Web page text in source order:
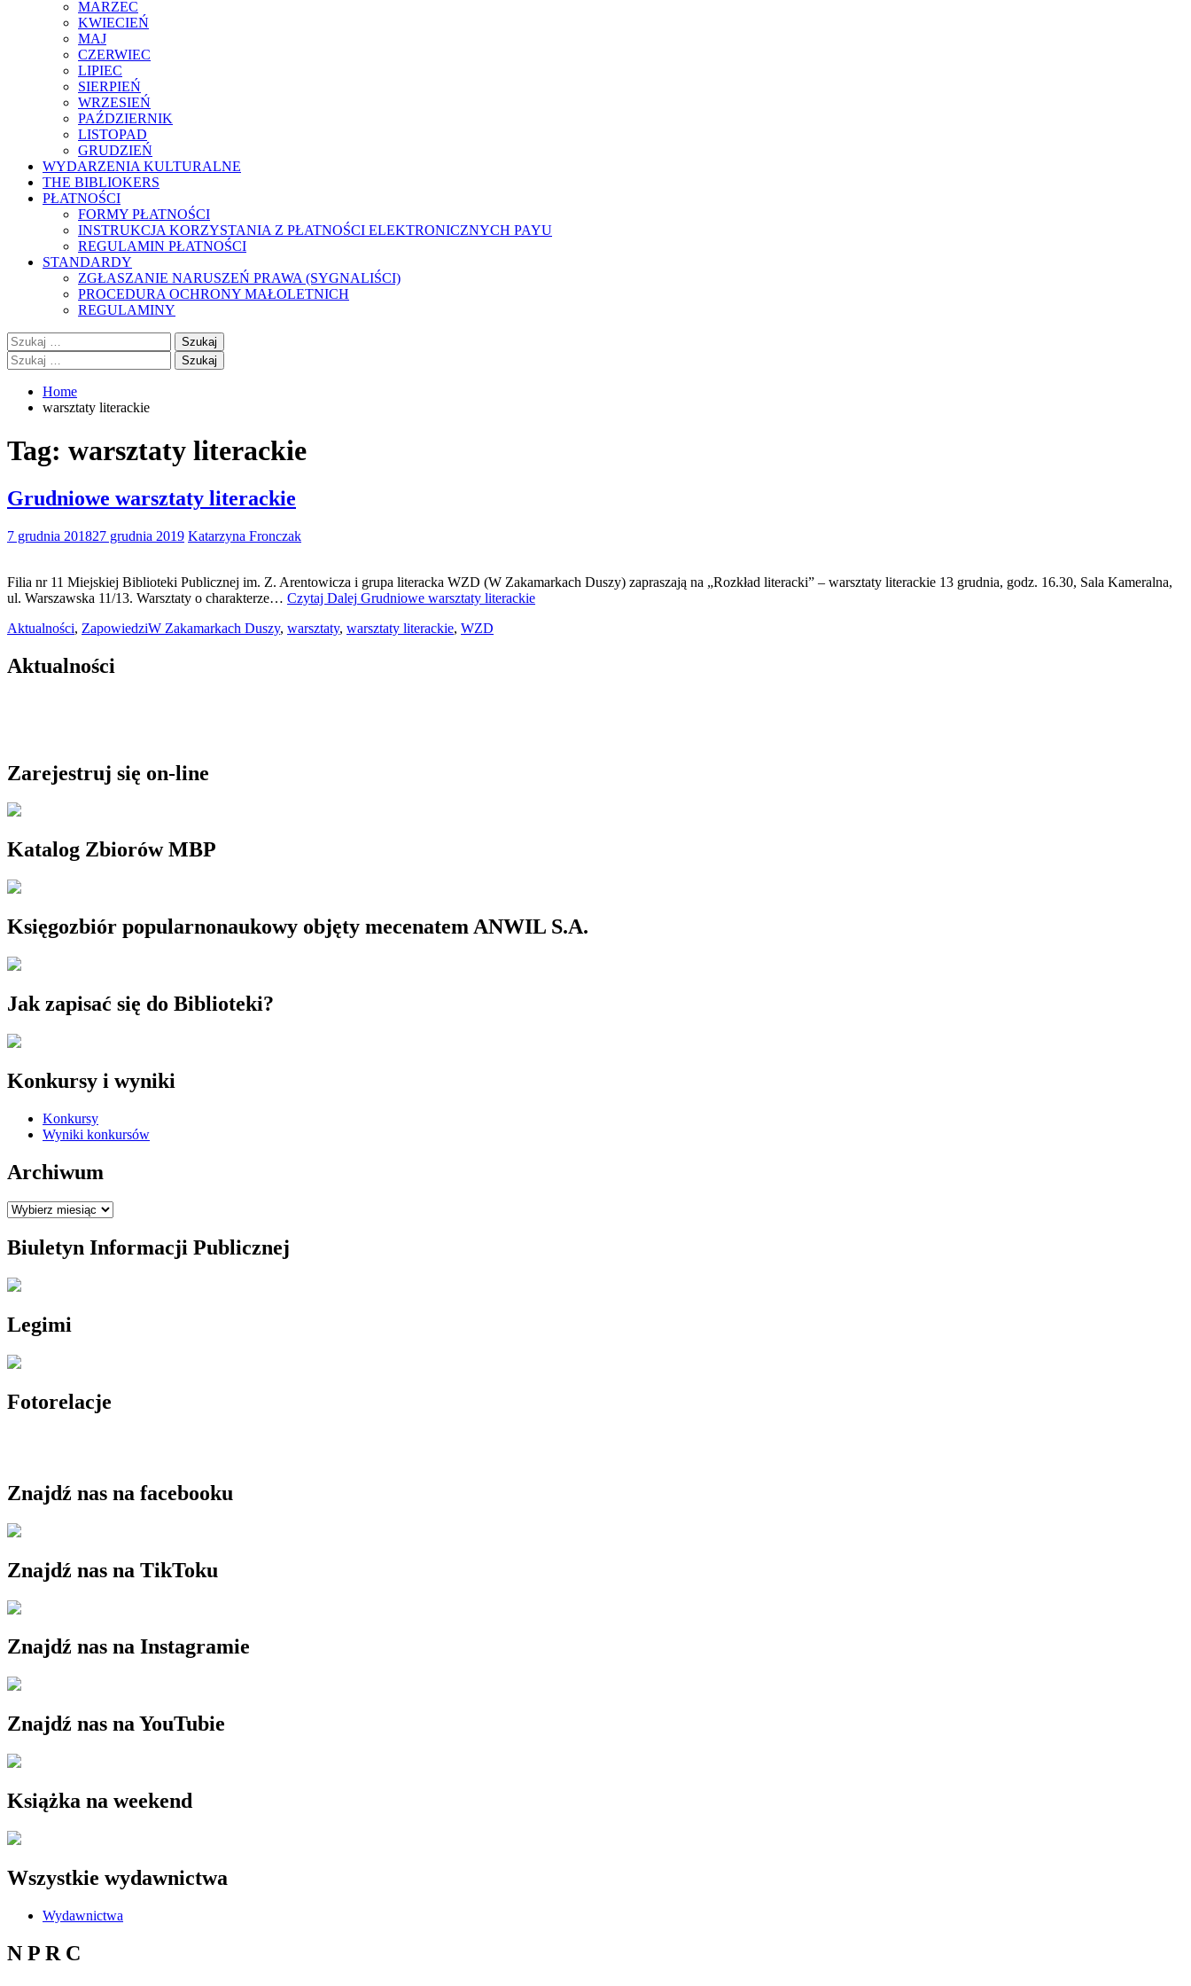
MARZEC
KWIECIEŃ
MAJ
CZERWIEC
LIPIEC
SIERPIEŃ
WRZESIEŃ
PAŹDZIERNIK
LISTOPAD
GRUDZIEŃ
WYDARZENIA KULTURALNE
THE BIBLIOKERS
PŁATNOŚCI
FORMY PŁATNOŚCI
INSTRUKCJA KORZYSTANIA Z PŁATNOŚCI ELEKTRONICZNYCH PAYU
REGULAMIN PŁATNOŚCI
STANDARDY
ZGŁASZANIE NARUSZEŃ PRAWA (SYGNALIŚCI)
PROCEDURA OCHRONY MAŁOLETNICH
REGULAMINY
Szukaj:
Szukaj:
Home
warsztaty literackie
Tag: warsztaty literackie
Grudniowe warsztaty literackie
7 grudnia 201827 grudnia 2019 Katarzyna Fronczak
Filia nr 11 Miejskiej Biblioteki Publicznej im. Z. Arentowicza i grupa literacka WZD (W Zakamarkach Duszy) zapraszają na „Rozkład literacki” – warsztaty literackie 13 grudnia, godz. 16.30, Sala Kameralna,
ul. Warszawska 11/13. Warsztaty o charakterze… Czytaj Dalej Grudniowe warsztaty literackie
Aktualności, ZapowiedziW Zakamarkach Duszy, warsztaty, warsztaty literackie, WZD
Aktualności
Zarejestruj się on-line
Katalog Zbiorów MBP
Księgozbiór popularnonaukowy objęty mecenatem ANWIL S.A.
Jak zapisać się do Biblioteki?
Konkursy i wyniki
Konkursy
Wyniki konkursów
Archiwum
Archiwum
Biuletyn Informacji Publicznej
Legimi
Fotorelacje
Znajdź nas na facebooku
Znajdź nas na TikToku
Znajdź nas na Instagramie
Znajdź nas na YouTubie
Książka na weekend
Wszystkie wydawnictwa
Wydawnictwa
N P R C